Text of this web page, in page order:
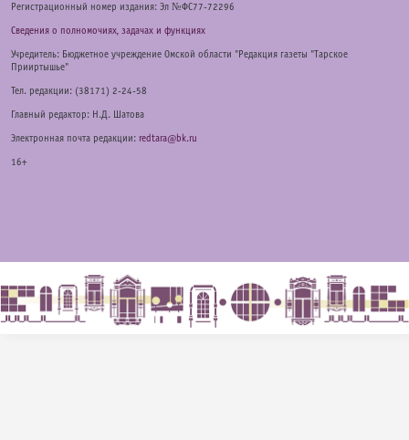
Регистрационный номер издания: Эл №ФС77-72296
Сведения о полномочиях, задачах и функциях
Учредитель: Бюджетное учреждение Омской области "Редакция газеты "Тарское
Прииртышье"
Тел. редакции: (38171) 2-24-58
Главный редактор: Н.Д. Шатова
Электронная почта редакции: redtara@bk.ru
16+